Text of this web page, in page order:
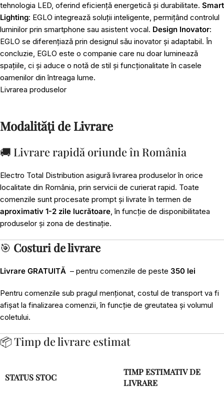
tehnologia LED, oferind eficiență energetică și durabilitate. Smart
Lighting: EGLO integrează soluții inteligente, permițând controlul
luminilor prin smartphone sau asistent vocal. Design Inovator:
EGLO se diferențiază prin designul său inovator și adaptabil. În
concluzie, EGLO este o companie care nu doar luminează
spațiile, ci și aduce o notă de stil și funcționalitate în casele
oamenilor din întreaga lume.
Livrarea produselor
Modalități de Livrare
🚚 Livrare rapidă oriunde în România
Electro Total Distribution asigură livrarea produselor în orice
localitate din România, prin servicii de curierat rapid. Toate
comenzile sunt procesate prompt și livrate în termen de
aproximativ 1-2 zile lucrătoare, în funcție de disponibilitatea
produselor și zona de destinație.
🎯 Costuri de livrare
Livrare GRATUITĂ – pentru comenzile de peste 350 lei
Pentru comenzile sub pragul menționat, costul de transport va fi
afișat la finalizarea comenzii, în funcție de greutatea și volumul
coletului.
📦 Timp de livrare estimat
STATUS STOC
TIMP ESTIMATIV DE
LIVRARE